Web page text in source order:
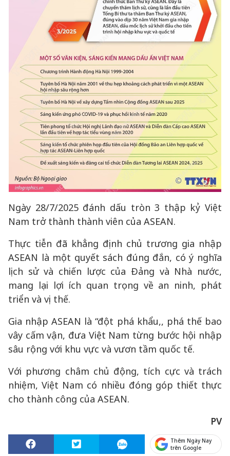
Ngày 28/7/2025 đánh dấu tròn 3 thập kỷ Việt
Nam trở thành thành viên của ASEAN.
Thực tiễn đã khẳng định chủ trương gia nhập
ASEAN là một quyết sách đúng đắn, có ý nghĩa
lịch sử và chiến lược của Đảng và Nhà nước,
mang lại lợi ích quan trọng về an ninh, phát
triển và vị thế.
Gia nhập ASEAN là “đột phá khẩu,, phá thế bao
vây cấm vận, đưa Việt Nam từng bước hội nhập
sâu rộng với khu vực và vươn tầm quốc tế.
Với phương châm chủ động, tích cực và trách
nhiệm, Việt Nam có nhiều đóng góp thiết thực
cho thành công của ASEAN.
PV
Thêm Ngày Nay
trên Google